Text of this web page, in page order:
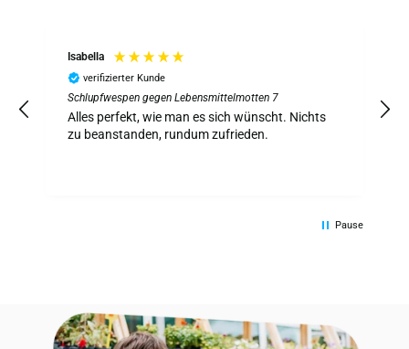
Isabella
verifizierter Kunde
Schlupfwespen gegen Lebensmittelmotten 7
Alles perfekt, wie man es sich wünscht. Nichts
zu beanstanden, rundum zufrieden.
Pause